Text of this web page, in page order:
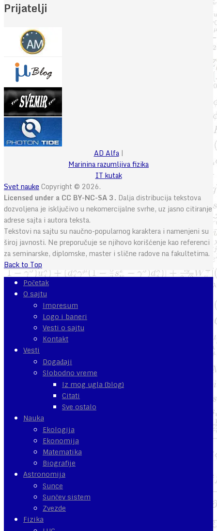
Prijatelji
AD Alfa|
Marinina razumljiva fizika
IT kutak
Svet nauke Copyright © 2026.
Licensed under a CC BY-NC-SA 3. Dalja distribucija tekstova
dozvoljena je isključivo u nekomercijalne svrhe, uz jasno citiranje
adrese sajta i autora teksta.
Tekstovi na sajtu su naučno-popularnog karaktera i namenjeni su
široj javnosti. Ne preporučuje se njihovo korišćenje kao referenci
za seminarske, diplomske, master i slične radove na fakultetima.
Back to Top
Početak
O sajtu
Impresum
Logo i baneri
Vesti o sajtu
Kontakt
Vesti
Događaji
Slobodno vreme
Iz mog ugla (blog)
Citati
Sve ostalo
Nauka
Ekologija
Ekonomija
Matematika
Biografije
Astronomija
Sunce
Sunčev sistem
Zvezde
Fizika